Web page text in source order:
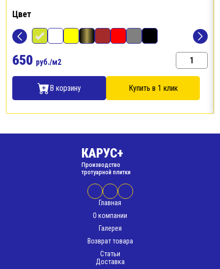
Цвет
650 руб./м2
В корзину Купить в 1 клик
КАРУС+
Производство
тротуарной плитки
Главная
О компании
Галерея
Возврат товара
Статьи
Доставка